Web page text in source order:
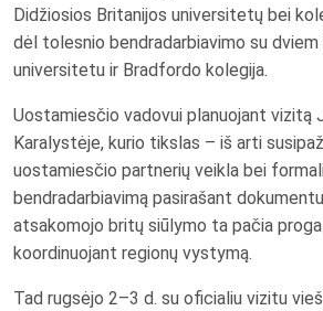
Didžiosios Britanijos universitetų bei
dėl tolesnio bendradarbiavimo su
universitetu ir Bradfordo kolegija.
Uostamiesčio vadovui planuojant vizitą
Karalystėje, kurio tikslas – iš arti
uostamiesčio partnerių veikla bei
bendradarbiavimą pasirašant
atsakomojo britų siūlymo ta pačia
koordinuojant regionų vystymą.
Tad rugsėjo 2–3 d. su oficialiu vizitu